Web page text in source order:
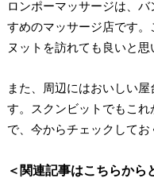
ロンポーマッサージは、
すめのマッサージ店です
ヌットを訪れても良いと思
また、周辺にはおいしい
す。スクンビットでもこ
で、今からチェックしてお
＜関連記事はこちらから